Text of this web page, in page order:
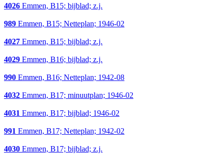
4026 Emmen, B15; bijblad; z.j.
989 Emmen, B15; Netteplan; 1946-02
4027 Emmen, B15; bijblad; z.j.
4029 Emmen, B16; bijblad; z.j.
990 Emmen, B16; Netteplan; 1942-08
4032 Emmen, B17; minuutplan; 1946-02
4031 Emmen, B17; bijblad; 1946-02
991 Emmen, B17; Netteplan; 1942-02
4030 Emmen, B17; bijblad; z.j.